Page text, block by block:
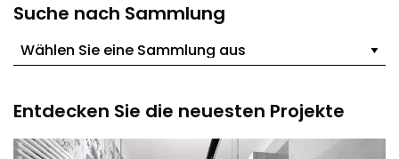
Suche nach Sammlung
Entdecken Sie die neuesten Projekte